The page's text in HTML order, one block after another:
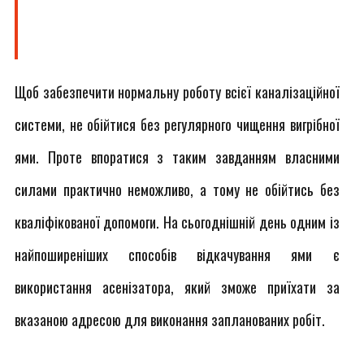
Щоб забезпечити нормальну роботу всієї каналізаційної
системи, не обійтися без регулярного чищення вигрібної
ями. Проте впоратися з таким завданням власними
силами практично неможливо, а тому не обійтись без
кваліфікованої допомоги. На сьогоднішній день одним із
найпоширеніших способів відкачування ями є
використання асенізатора, який зможе приїхати за
вказаною адресою для виконання запланованих робіт.